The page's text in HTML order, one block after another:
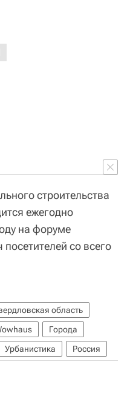
строительства
ежегодно
на форуме
со всего
область
Города
Урбанистика Россия